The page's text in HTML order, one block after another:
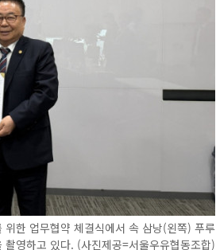
한 업무협약 체결식에서 속 삼낭(왼쪽) 푸루
영하고 있다. (사진제공=서울우유협동조합)